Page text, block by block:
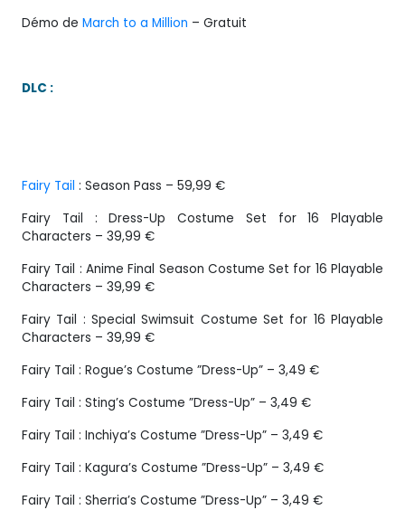
Démo de March to a Million – Gratuit
DLC :
Fairy Tail : Season Pass – 59,99 €
Fairy Tail : Dress-Up Costume Set for 16 Playable
Characters – 39,99 €
Fairy Tail : Anime Final Season Costume Set for 16 Playable
Characters – 39,99 €
Fairy Tail : Special Swimsuit Costume Set for 16 Playable
Characters – 39,99 €
Fairy Tail : Rogue’s Costume ”Dress-Up” – 3,49 €
Fairy Tail : Sting’s Costume ”Dress-Up” – 3,49 €
Fairy Tail : Inchiya’s Costume ”Dress-Up” – 3,49 €
Fairy Tail : Kagura’s Costume ”Dress-Up” – 3,49 €
Fairy Tail : Sherria’s Costume ”Dress-Up” – 3,49 €